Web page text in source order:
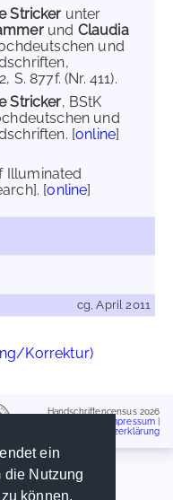
ein
die Nutzung
können.
Stricker unter
und Claudia
und
877f. (Nr. 411).
Stricker, BStK
und
[online]
Illuminated
[online]
cg, April 2011
Korrektur)
Handschriftencensus 2026
Impressum
Datenschutzerklärung